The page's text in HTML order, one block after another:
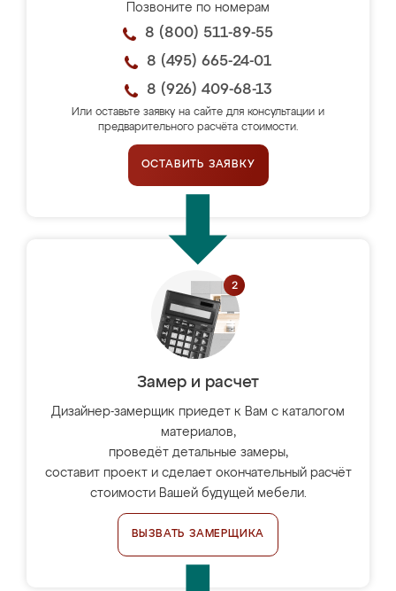
Позвоните по номерам
8 (800) 511-89-55
8 (495) 665-24-01
8 (926) 409-68-13
Или оставьте заявку на сайте для консультации и
предварительного расчёта стоимости.
ОСТАВИТЬ ЗАЯВКУ
Замер и расчет
Дизайнер-замерщик приедет к Вам с каталогом
материалов,
проведёт детальные замеры,
составит проект и сделает окончательный расчёт
стоимости Вашей будущей мебели.
ВЫЗВАТЬ ЗАМЕРЩИКА